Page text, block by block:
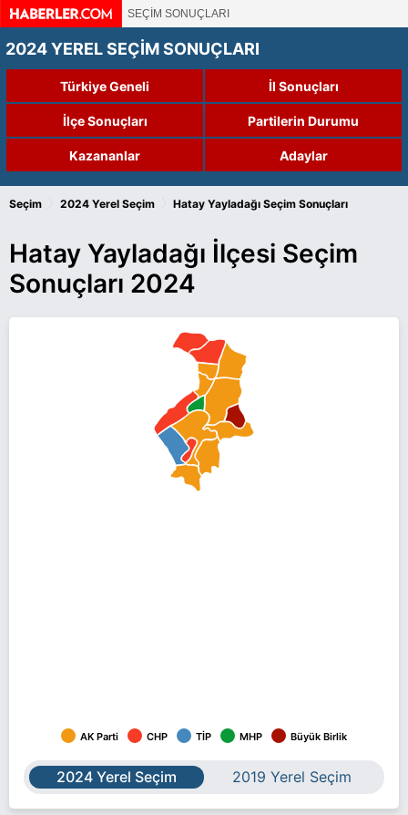
SEÇİM SONUÇLARI
2024 YEREL SEÇİM SONUÇLARI
Türkiye Geneli İl Sonuçları
İlçe Sonuçları Partilerin Durumu
Kazananlar Adaylar
Seçim 2024 Yerel Seçim Hatay Yayladağı Seçim Sonuçları
Hatay Yayladağı İlçesi Seçim
Sonuçları 2024
AK Parti CHP TİP MHP Büyük Birlik
2024 Yerel Seçim 2019 Yerel Seçim